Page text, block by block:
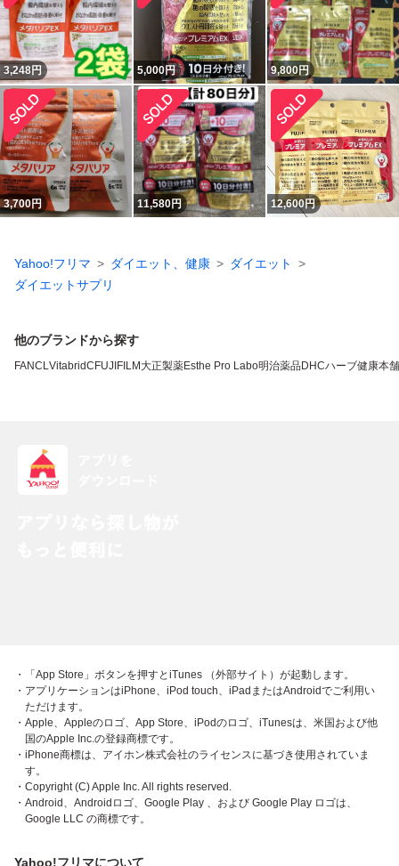
3,248円 5,000円 9,800円
3,700円 11,580円 12,600円
Yahoo!フリマ ダイエット、健康
ダイエット
ダイエットサプリ
他のブランドから探す
FANCLVitabridC FUJIFILM 大正製薬Esthe Pro Labo明治薬品DHCハーブ健康本舗
・「App Store」ボタンを押すとiTunes （外部サイト）が起動します。
・アプリケーションはiPhone、iPod touch、iPadまたはAndroidでご利用い
ただけます。
・Apple、Appleのロゴ、App Store、iPodのロゴ、iTunesは、米国および他
国のApple Inc.の登録商標です。
・iPhone商標は、アイホン株式会社のライセンスに基づき使用されていま
す。
・Copyright (C) Apple Inc. All rights reserved.
・Android、Androidロゴ、Google Play 、および Google Play ロゴは、
Google LLC の商標です。
Yahoo!フリマについて